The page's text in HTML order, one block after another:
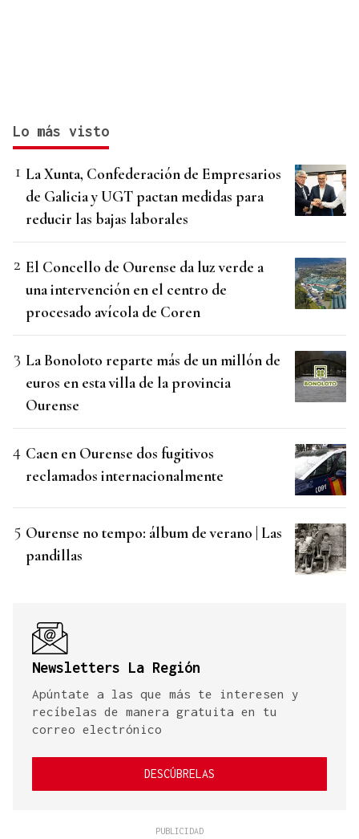
Lo más visto
La Xunta, Confederación de Empresarios
de Galicia y UGT pactan medidas para
reducir las bajas laborales
El Concello de Ourense da luz verde a
una intervención en el centro de
procesado avícola de Coren
La Bonoloto reparte más de un millón de
euros en esta villa de la provincia
Ourense
Caen en Ourense dos fugitivos
reclamados internacionalmente
Ourense no tempo: álbum de verano | Las
pandillas
Newsletters La Región
Apúntate a las que más te interesen y
recíbelas de manera gratuita en tu
correo electrónico
DESCÚBRELAS